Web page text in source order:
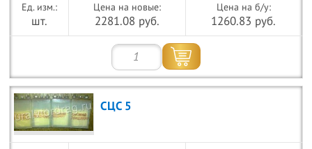
шт.
Цена на новые:
2281.08 руб.
Цена на б/у:
1260.83 руб.
СЦС 5